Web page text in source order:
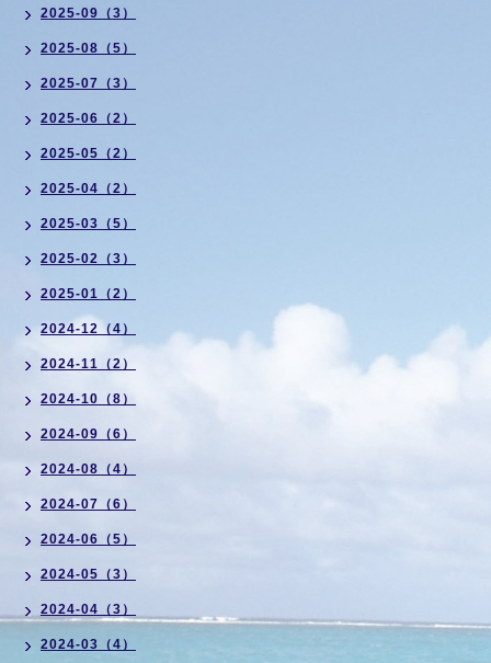
2025-09（3）
2025-08（5）
2025-07（3）
2025-06（2）
2025-05（2）
2025-04（2）
2025-03（5）
2025-02（3）
2025-01（2）
2024-12（4）
2024-11（2）
2024-10（8）
2024-09（6）
2024-08（4）
2024-07（6）
2024-06（5）
2024-05（3）
2024-04（3）
2024-03（4）